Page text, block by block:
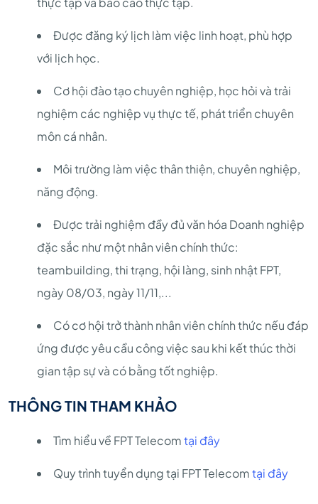
Được đăng ký lịch làm việc linh hoạt, phù hợp
với lịch học.
Cơ hội đào tạo chuyên nghiệp, học hỏi và trải
nghiệm các nghiệp vụ thực tế, phát triển chuyên
môn cá nhân.
Môi trường làm việc thân thiện, chuyên nghiệp,
năng động.
Được trải nghiệm đầy đủ văn hóa Doanh nghiệp
đặc sắc như một nhân viên chính thức:
teambuilding, thi trạng, hội làng, sinh nhật FPT,
ngày 08/03, ngày 11/11,...
Có cơ hội trở thành nhân viên chính thức nếu đáp
ứng được yêu cầu công việc sau khi kết thúc thời
gian tập sự và có bằng tốt nghiệp.
THÔNG TIN THAM KHẢO
Tìm hiểu về FPT Telecomtại đây
Quy trình tuyển dụng tại FPT Telecomtại đây